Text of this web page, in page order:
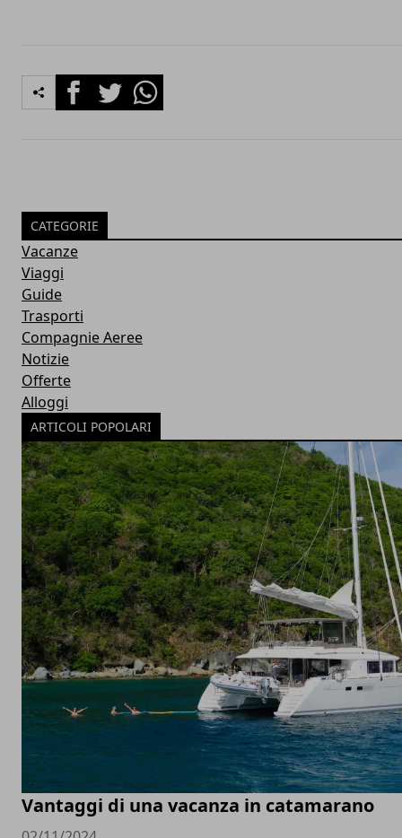
FacebookTwitterWhatsapp
CATEGORIE
Vacanze
Viaggi
Guide
Trasporti
Compagnie Aeree
Notizie
Offerte
Alloggi
ARTICOLI POPOLARI
Vantaggi di una vacanza in catamarano